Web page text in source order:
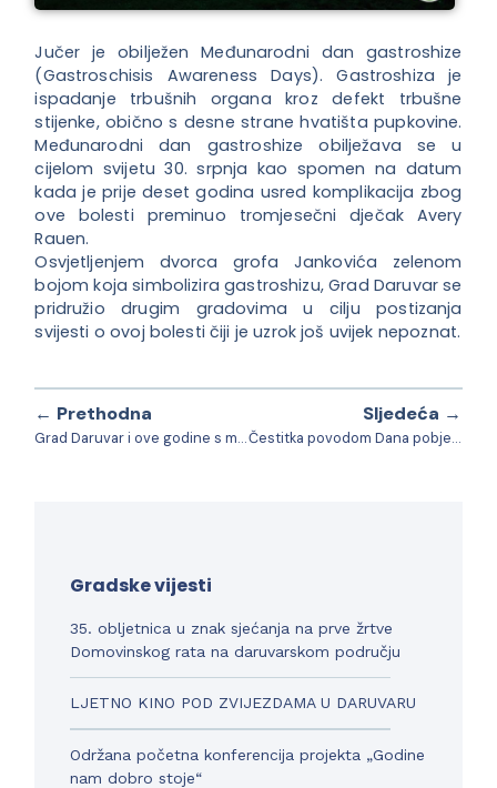
Jučer je obilježen Međunarodni dan gastroshize
(Gastroschisis Awareness Days). Gastroshiza je
ispadanje trbušnih organa kroz defekt trbušne
stijenke, obično s desne strane hvatišta pupkovine.
Međunarodni dan gastroshize obilježava se u
cijelom svijetu 30. srpnja kao spomen na datum
kada je prije deset godina usred komplikacija zbog
ove bolesti preminuo tromjesečni dječak Avery
Rauen.
Osvjetljenjem dvorca grofa Jankovića zelenom
bojom koja simbolizira gastroshizu, Grad Daruvar se
pridružio drugim gradovima u cilju postizanja
svijesti o ovoj bolesti čiji je uzrok još uvijek nepoznat.
← Prethodna
Grad Daruvar i ove godine s maksimalnim brojem bodova za transparentnost gradskog proračuna
Sljedeća →
Čestitka povodom Dana pobjede i domovinske zahvalnosti te Dana hrvatskih branitelja
Gradske vijesti
35. obljetnica u znak sjećanja na prve žrtve
Domovinskog rata na daruvarskom području
LJETNO KINO POD ZVIJEZDAMA U DARUVARU
Održana početna konferencija projekta „Godine
nam dobro stoje“